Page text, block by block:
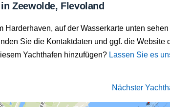
Zeewolde, Flevoland
Harderhaven, auf der Wasserkarte unten
Sie die Kontaktdaten und ggf. die Website
Yachthafen hinzufügen? Lassen Sie es
Nächster